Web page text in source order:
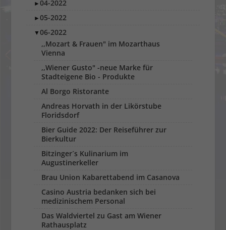
►04-2022
►05-2022
▼06-2022
,,Mozart & Frauen" im Mozarthaus
Vienna
,,Wiener Gusto" -neue Marke für
Stadteigene Bio - Produkte
Al Borgo Ristorante
Andreas Horvath in der Likörstube
Floridsdorf
Bier Guide 2022: Der Reiseführer zur
Bierkultur
Bitzinger´s Kulinarium im
Augustinerkeller
Brau Union Kabarettabend im Casanova
Casino Austria bedanken sich bei
medizinischem Personal
Das Waldviertel zu Gast am Wiener
Rathausplatz